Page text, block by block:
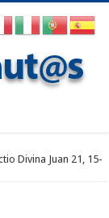
Divina Juan 21, 15-